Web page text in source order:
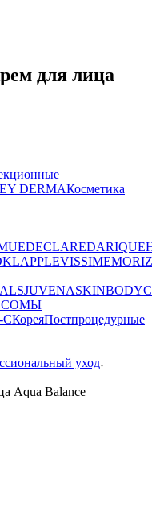
для лица
DERMAКосметика
DECLAREDARIQUE
KLAPPLEVISSIME
JUVENASKINBODY
CКореяПостпроцедурные
уход
Aqua Balance